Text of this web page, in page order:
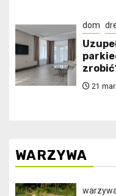
dom
21
WARZYWA